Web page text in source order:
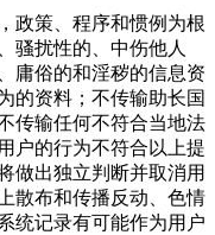
策、程序和惯例为根
骚扰性的、中伤他人
庸俗的和淫秽的信息资
的资料；不传输助长国
传输任何不符合当地法
户的行为不符合以上提
做出独立判断并取消用
散布和传播反动、色情
统记录有可能作为用户